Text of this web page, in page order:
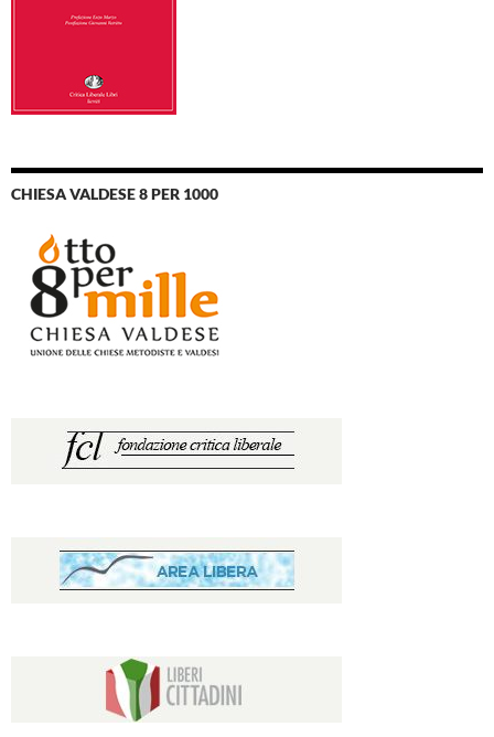
CHIESA VALDESE 8 PER 1000